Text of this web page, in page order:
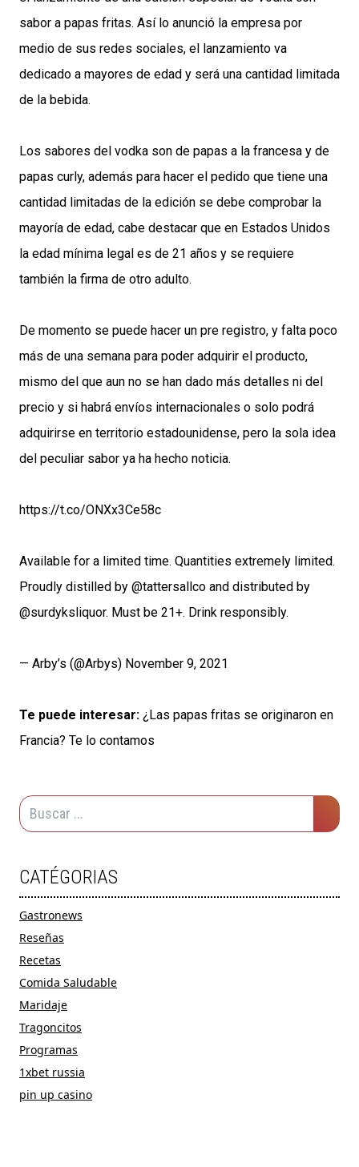
sabor a papas fritas. Así lo anunció la empresa por
medio de sus redes sociales, el lanzamiento va
dedicado a mayores de edad y será una cantidad limitada
de la bebida.
Los sabores del vodka son de papas a la francesa y de
papas curly, además para hacer el pedido que tiene una
cantidad limitadas de la edición se debe comprobar la
mayoría de edad, cabe destacar que en Estados Unidos
la edad mínima legal es de 21 años y se requiere
también la firma de otro adulto.
De momento se puede hacer un pre registro, y falta poco
más de una semana para poder adquirir el producto,
mismo del que aun no se han dado más detalles ni del
precio y si habrá envíos internacionales o solo podrá
adquirirse en territorio estadounidense, pero la sola idea
del peculiar sabor ya ha hecho noticia.
https://t.co/ONXx3Ce58c
Available for a limited time. Quantities extremely limited.
Proudly distilled by @tattersallco and distributed by
@surdyksliquor. Must be 21+. Drink responsibly.
— Arby’s (@Arbys) November 9, 2021
Te puede interesar: ¿Las papas fritas se originaron en
Francia? Te lo contamos
CATÉGORIAS
Gastronews
Reseñas
Recetas
Comida Saludable
Maridaje
Tragoncitos
Programas
1xbet russia
pin up casino